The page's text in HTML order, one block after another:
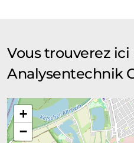
Vous trouverez ici
Analysentechnik
+
−